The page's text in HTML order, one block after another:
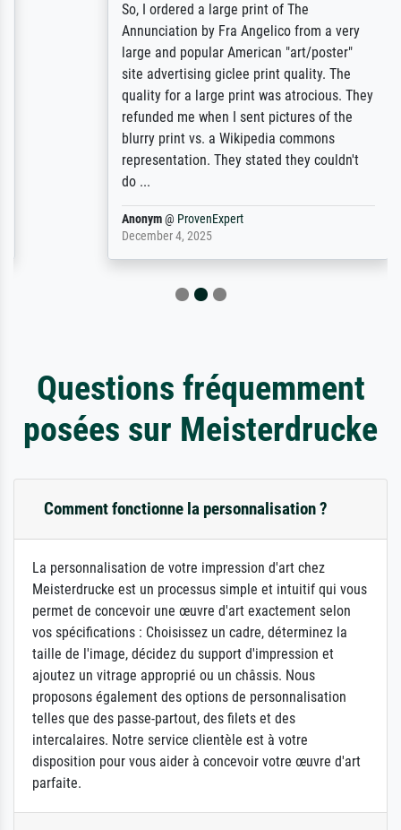
So, I ordered a large print of The
Annunciation by Fra Angelico from a very
large and popular American "art/poster"
site advertising giclee print quality. The
quality for a large print was atrocious. They
refunded me when I sent pictures of the
blurry print vs. a Wikipedia commons
representation. They stated they couldn't
@ProvenExpert
December 4, 2025
Questions fréquemment
posées sur Meisterdrucke
Comment fonctionne la personnalisation ?
La personnalisation de votre impression d'art chez
Meisterdrucke est un processus simple et intuitif qui vous
permet de concevoir une œuvre d'art exactement selon
vos spécifications : Choisissez un cadre, déterminez la
taille de l'image, décidez du support d'impression et
ajoutez un vitrage approprié ou un châssis. Nous
proposons également des options de personnalisation
telles que des passe-partout, des filets et des
intercalaires. Notre service clientèle est à votre
disposition pour vous aider à concevoir votre œuvre d'art
parfaite.